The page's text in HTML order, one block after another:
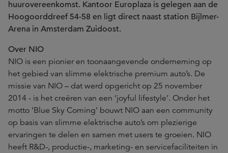
huurovereenkomst. Kantoor Europlaza is gelegen aan de
Hoogoorddreef 54-58 en ligt direct naast station Bijlmer-
Arena in Amsterdam Zuidoost.
Over NIO
NIO is een pionier en toonaangevende onderneming op
het gebied van slimme elektrische premium auto’s. De
missie van NIO – dat werd opgericht op 25 november
2014 - is het creëren van een ‘joyful lifestyle’. Onder het
motto ‘Blue Sky Coming’ bouwt NIO aan een community
op basis van slimme elektrische auto’s om plezierige
ervaringen te delen en samen met users te groeien. NIO
heeft R&D-, productie-, marketing- en servicefaciliteiten in